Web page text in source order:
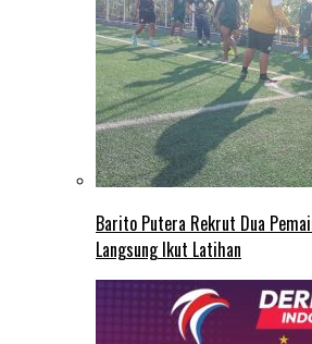
Barito Putera Rekrut Dua
Langsung Ikut Latihan